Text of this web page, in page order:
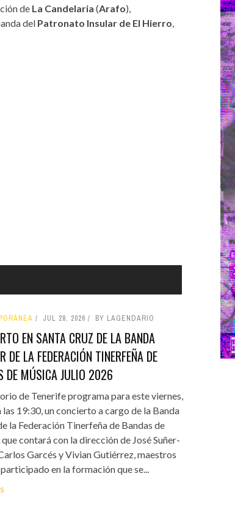
de La Candelaria (Arafo),
del Patronato Insular de El Hierro
JUL 28, 2026 BY LAGENDARIO
EN SANTA CRUZ DE LA BANDA
DE LA FEDERACIÓN TINERFEÑA DE
DE MÚSICA JULIO 2026
de Tenerife programa para este viernes,
las 19:30, un concierto a cargo de la Banda
la Federación Tinerfeña de Bandas de
contará con la dirección de José Suñer-
Garcés y Vivian Gutiérrez, maestros
en la formación que se...